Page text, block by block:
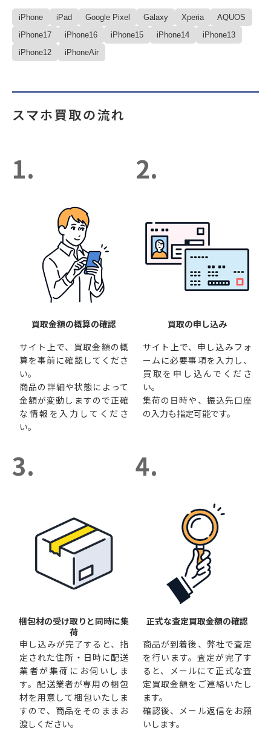
iPhone iPad Google Pixel Galaxy Xperia
AQUOS
iPhone17
iPhone16 iPhone15 iPhone14
iPhone13
iPhone12
iPhoneAir
スマホ買取の流れ
1.
買取金額の概算の確認
サイト上で、買取金額の概
算を事前に確認してくださ
い。
商品の詳細や状態によって
金額が変動しますので正確
な情報を入力してくださ
い。
2.
買取の申し込み
サイト上で、申し込みフォ
ームに必要事項を入力し、
買取を申し込んでくださ
い。
集荷の日時や、振込先口座
の入力も指定可能です。
3.
梱包材の受け取りと同時に集
荷
申し込みが完了すると、指
定された住所・日時に配送
業者が集荷にお伺いしま
す。配送業者が専用の梱包
材を用意して梱包いたしま
すので、商品をそのままお
渡しください。
4.
正式な査定買取金額の確認
商品が到着後、弊社で査定
を行います。査定が完了す
ると、メールにて正式な査
定買取金額をご連絡いたし
ます。
確認後、メール返信をお願
いします。